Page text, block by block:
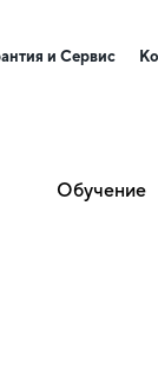
и Сервис
Обучение